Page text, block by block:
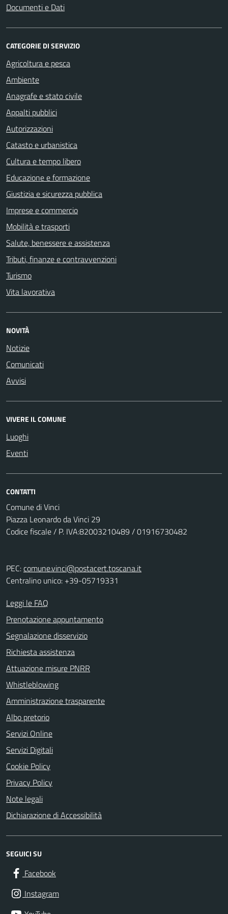
Documenti e Dati
CATEGORIE DI SERVIZIO
Agricoltura e pesca
Ambiente
Anagrafe e stato civile
Appalti pubblici
Autorizzazioni
Catasto e urbanistica
Cultura e tempo libero
Educazione e formazione
Giustizia e sicurezza pubblica
Imprese e commercio
Mobilità e trasporti
Salute, benessere e assistenza
Tributi, finanze e contravvenzioni
Turismo
Vita lavorativa
NOVITÀ
Notizie
Comunicati
Avvisi
VIVERE IL COMUNE
Luoghi
Eventi
CONTATTI
Comune di Vinci
Piazza Leonardo da Vinci 29
Codice fiscale / P. IVA:82003210489 / 01916730482
PEC:comune.vinci@postacert.toscana.it
Centralino unico: +39-05719331
Leggi le FAQ
Prenotazione appuntamento
Segnalazione disservizio
Richiesta assistenza
Attuazione misure PNRR
Whistleblowing
Amministrazione trasparente
Albo pretorio
Servizi Online
Servizi Digitali
Cookie Policy
Privacy Policy
Note legali
Dichiarazione di Accessibilità
SEGUICI SU
Facebook
Instagram